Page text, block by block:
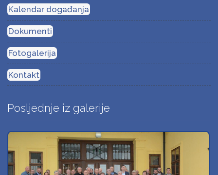
Kalendar događanja
Dokumenti
Fotogalerija
Kontakt
Posljednje iz galerije